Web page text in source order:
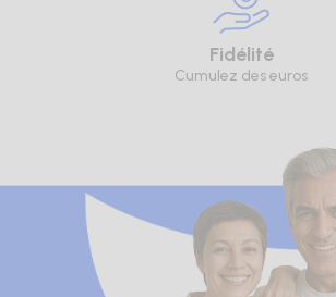
Fidélité
Cumulez des euros